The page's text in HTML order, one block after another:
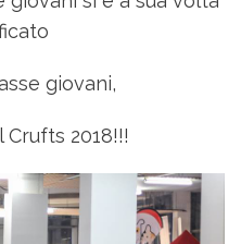
giovani,
Crufts 2018!!!